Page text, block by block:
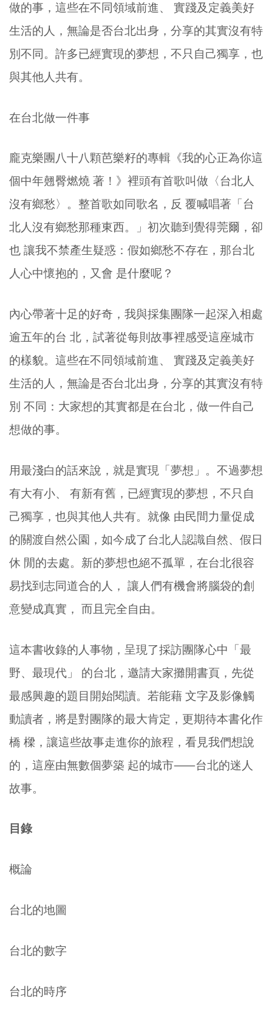
做的事，這些在不同領域前進、 實踐及定義美好
生活的人，無論是否台北出身，分享的其實沒有特
別不同。許多已經實現的夢想，不只自己獨享，也
與其他人共有。
在台北做一件事
龐克樂團八十八顆芭樂籽的專輯《我的心正為你這
個中年翹臀燃燒 著！》裡頭有首歌叫做〈台北人
沒有鄉愁〉。整首歌如同歌名，反 覆喊唱著「台
北人沒有鄉愁那種東西。」初次聽到覺得莞爾，卻
也 讓我不禁產生疑惑：假如鄉愁不存在，那台北
人心中懷抱的，又會 是什麼呢？
內心帶著十足的好奇，我與採集團隊一起深入相處
逾五年的台 北，試著從每則故事裡感受這座城市
的樣貌。這些在不同領域前進、 實踐及定義美好
生活的人，無論是否台北出身，分享的其實沒有特
別 不同：大家想的其實都是在台北，做一件自己
想做的事。
用最淺白的話來說，就是實現「夢想」。不過夢想
有大有小、 有新有舊，已經實現的夢想，不只自
己獨享，也與其他人共有。就像 由民間力量促成
的關渡自然公園，如今成了台北人認識自然、假日
休 閒的去處。新的夢想也絕不孤單，在台北很容
易找到志同道合的人， 讓人們有機會將腦袋的創
意變成真實， 而且完全自由。
這本書收錄的人事物，呈現了採訪團隊心中「最
野、最現代」 的台北，邀請大家攤開書頁，先從
最感興趣的題目開始閱讀。若能藉 文字及影像觸
動讀者，將是對團隊的最大肯定，更期待本書化作
橋 樑，讓這些故事走進你的旅程，看見我們想說
的，這座由無數個夢築 起的城市⸺台北的迷人
故事。
目錄
概論
台北的地圖
台北的數字
台北的時序